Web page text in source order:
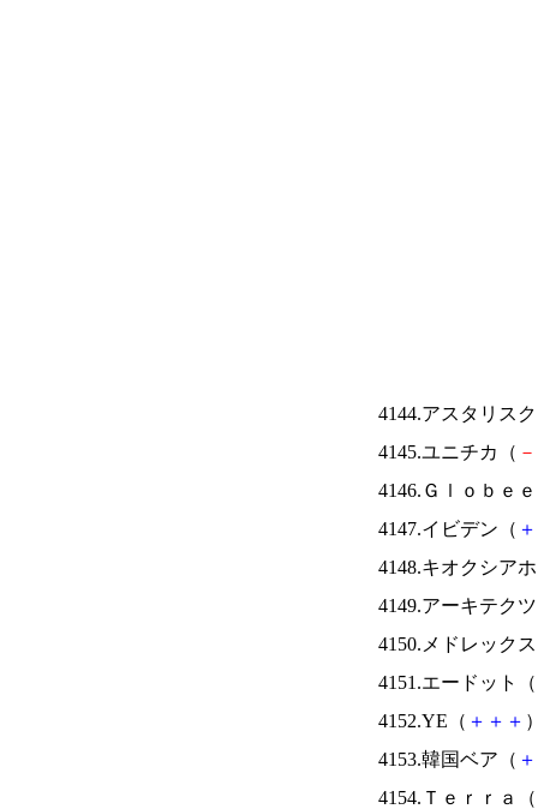
4144.アスタリス
4145.ユニチカ（ －
4146.Ｇｌｏｂｅ
4147.イビデン（ ＋
4148.キオクシア
4149.アーキテク
4150.メドレック
4151.エードット（
4152.YE（ ＋ ＋ ＋
4153.韓国ベア（ ＋
4154.Ｔｅｒｒａ（